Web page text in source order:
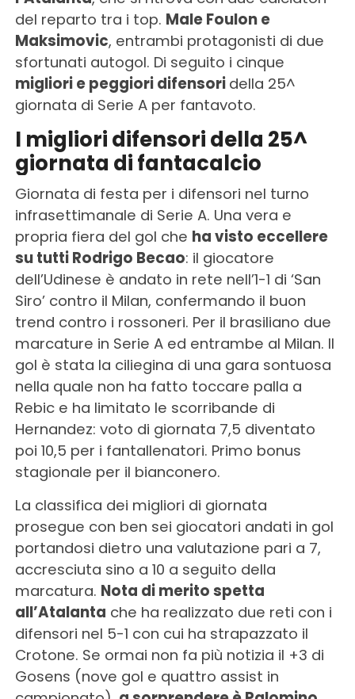
del reparto tra i top. Male Foulon e
Maksimovic, entrambi protagonisti di due
sfortunati autogol. Di seguito i cinque
migliori e peggiori difensori della 25^
giornata di Serie A per fantavoto.
I migliori difensori della 25^
giornata di fantacalcio
Giornata di festa per i difensori nel turno
infrasettimanale di Serie A. Una vera e
propria fiera del gol che ha visto eccellere
su tutti Rodrigo Becao: il giocatore
dell’Udinese è andato in rete nell’1-1 di ‘San
Siro’ contro il Milan, confermando il buon
trend contro i rossoneri. Per il brasiliano due
marcature in Serie A ed entrambe al Milan. Il
gol è stata la ciliegina di una gara sontuosa
nella quale non ha fatto toccare palla a
Rebic e ha limitato le scorribande di
Hernandez: voto di giornata 7,5 diventato
poi 10,5 per i fantallenatori. Primo bonus
stagionale per il bianconero.
La classifica dei migliori di giornata
prosegue con ben sei giocatori andati in gol
portandosi dietro una valutazione pari a 7,
accresciuta sino a 10 a seguito della
marcatura. Nota di merito spetta
all’Atalanta che ha realizzato due reti con i
difensori nel 5-1 con cui ha strapazzato il
Crotone. Se ormai non fa più notizia il +3 di
Gosens (nove gol e quattro assist in